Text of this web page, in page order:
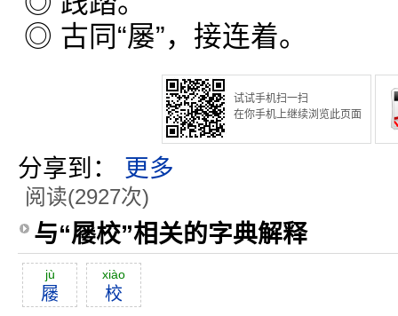
◎ 古同“屡”，接连着。
试试手机扫一扫
在你手机上继续浏览此页面
分享到： 更多
阅读(2927次)
与“屦校”相关的字典解释
jù
屦
xiào
校